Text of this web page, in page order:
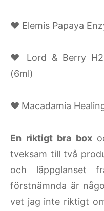
♥ Elemis Papaya
♥ Lord & Berry
(6ml)
♥ Macadamia
En riktigt bra box
tveksam till två
och läppglanset
förstnämnda är
vet jag inte riktigt